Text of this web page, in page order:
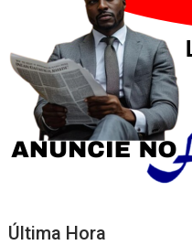
Última Hora